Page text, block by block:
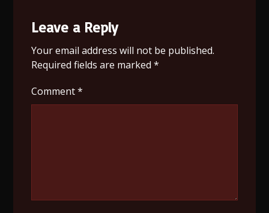
Leave a Reply
Your email address will not be published.
Required fields are marked*
Comment*